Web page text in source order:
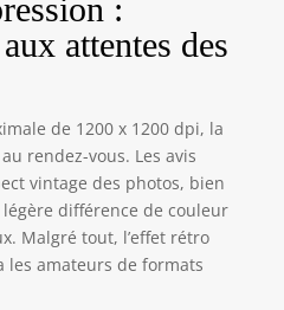
mode, zoom…
Deux qualités
natural pour un
rendu
conventionnel ou
instax rich, pour
des couleurs plus
rayonnantes Une
simplicité
:
attentes des
de 1200 x 1200 dpi, la
rendez-vous. Les avis
vintage des photos, bien
différence de couleur
Malgré tout, l’effet rétro
les amateurs de formats